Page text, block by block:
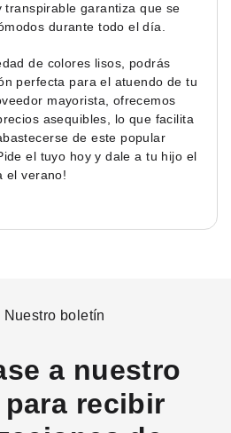
garantiza que se
durante todo el día.
de colores lisos, podrás
perfecta para el atuendo de tu
mayorista, ofrecemos
asequibles, lo que facilita
de este popular
el tuyo hoy y dale a tu hijo el
el verano!
Nuestro boletín
a nuestro
recibir